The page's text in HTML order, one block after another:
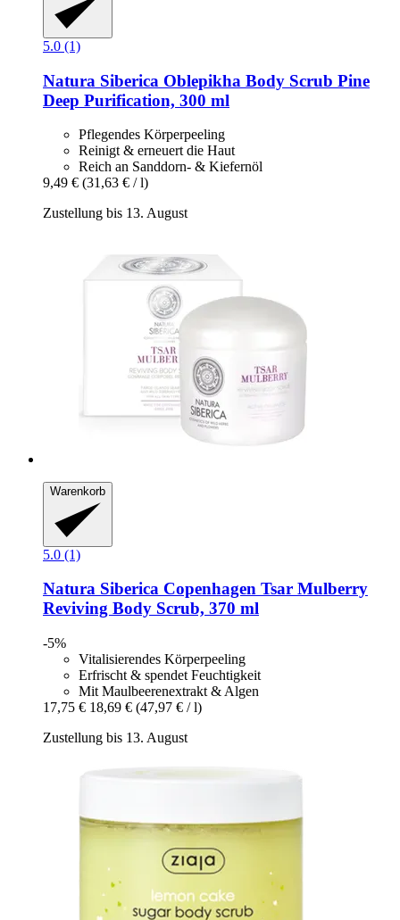
5.0 (1)
Natura Siberica Oblepikha Body Scrub Pine
Deep Purification, 300 ml
Pflegendes Körperpeeling
Reinigt & erneuert die Haut
Reich an Sanddorn- & Kiefernöl
9,49 € (31,63 € / l)
Zustellung bis 13. August
Warenkorb
5.0 (1)
Natura Siberica Copenhagen Tsar Mulberry
Reviving Body Scrub, 370 ml
-5%
Vitalisierendes Körperpeeling
Erfrischt & spendet Feuchtigkeit
Mit Maulbeerenextrakt & Algen
17,75 € 18,69 € (47,97 € / l)
Zustellung bis 13. August